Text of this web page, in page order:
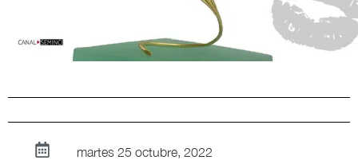
martes 25 octubre, 2022